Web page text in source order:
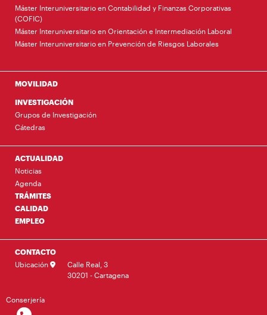
Máster Interuniversitario en Contabilidad y Finanzas Corporativas
(COFIC)
Máster Interuniversitario en Orientación e Intermediación Laboral
Máster Interuniversitario en Prevención de Riesgos Laborales
MOVILIDAD
INVESTIGACIÓN
Grupos de Investigación
Cátedras
ACTUALIDAD
Noticias
Agenda
TRÁMITES
CALIDAD
EMPLEO
CONTACTO
Ubicación
Calle Real, 3
30201 - Cartagena
Conserjería